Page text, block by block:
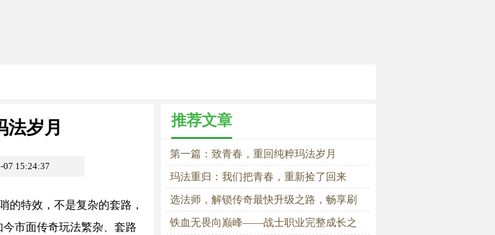
岁月
07 15:24:37
的特效，不是复杂的套路，
市面传奇玩法繁杂、套路
推荐文章
第一篇：致青春，重回纯粹玛法岁月
玛法重归：我们把青春，重新捡了回来
选法师，解锁传奇最快升级之路，畅享刷
怪快感
铁血无畏向巅峰——战士职业完整成长之